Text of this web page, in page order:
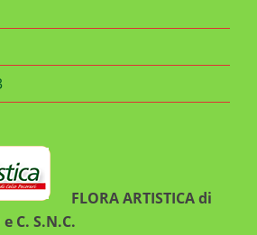
FLORA ARTISTICA di
e C. S.N.C.